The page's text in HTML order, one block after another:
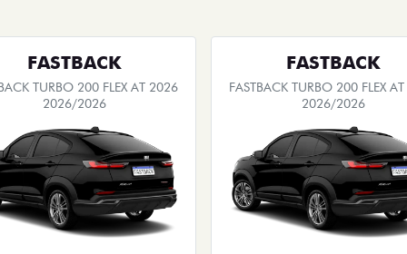
FASTBACK
TURBO 200 FLEX AT 2026
2026/2026
FASTBACK
FASTBACK TURBO 200 FLEX
2026/2026